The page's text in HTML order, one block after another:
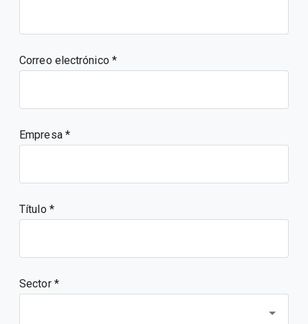
Correo electrónico
Empresa
Título
Sector *